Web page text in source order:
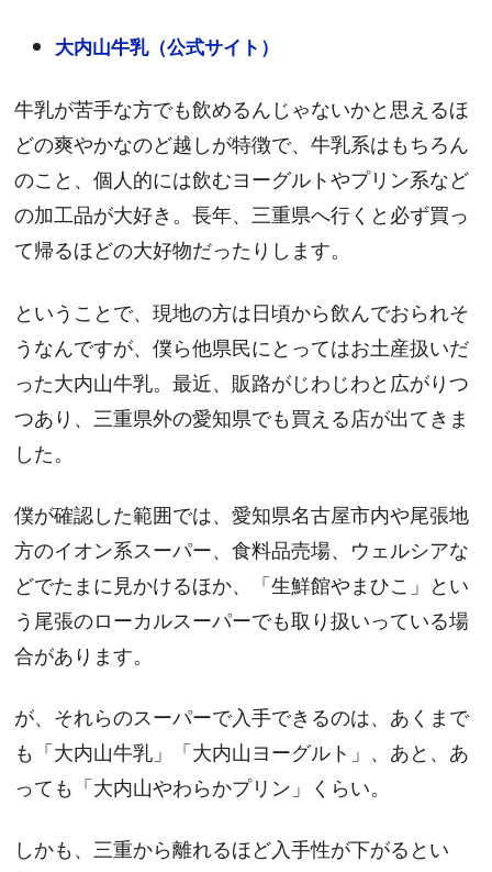
大内山牛乳（公式サイト）
牛乳が苦手な方でも飲めるんじゃないかと思えるほ
どの爽やかなのど越しが特徴で、牛乳系はもちろん
のこと、個人的には飲むヨーグルトやプリン系など
の加工品が大好き。長年、三重県へ行くと必ず買っ
て帰るほどの大好物だったりします。
ということで、現地の方は日頃から飲んでおられそ
うなんですが、僕ら他県民にとってはお土産扱いだ
った大内山牛乳。最近、販路がじわじわと広がりつ
つあり、三重県外の愛知県でも買える店が出てきま
した。
僕が確認した範囲では、愛知県名古屋市内や尾張地
方のイオン系スーパー、食料品売場、ウェルシアな
どでたまに見かけるほか、「生鮮館やまひこ」とい
う尾張のローカルスーパーでも取り扱いっている場
合があります。
が、それらのスーパーで入手できるのは、あくまで
も「大内山牛乳」「大内山ヨーグルト」、あと、あ
っても「大内山やわらかプリン」くらい。
しかも、三重から離れるほど入手性が下がるとい